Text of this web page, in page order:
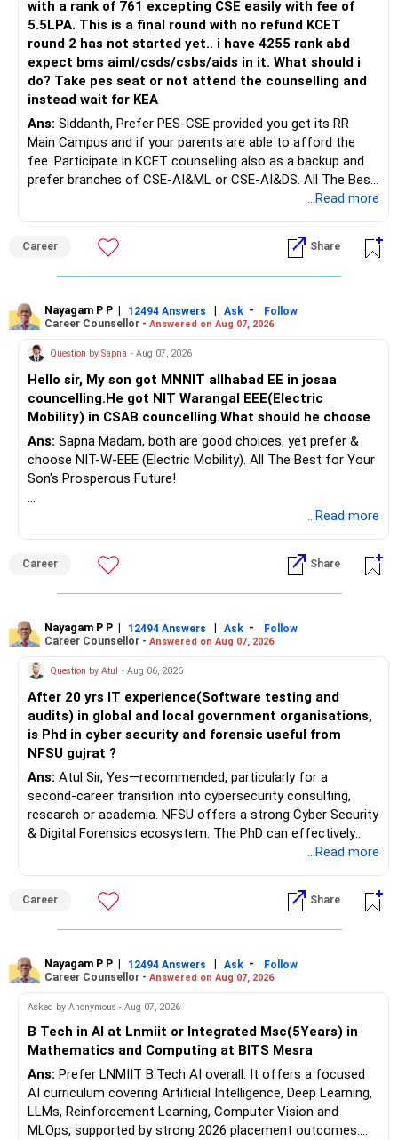
with a rank of 761 excepting CSE easily with fee of
5.5LPA. This is a final round with no refund KCET
round 2 has not started yet.. i have 4255 rank abd
expect bms aiml/csds/csbs/aids in it. What should i
do? Take pes seat or not attend the counselling and
instead wait for KEA
Ans: Siddanth, Prefer PES-CSE provided you get its RR
Main Campus and if your parents are able to afford the
fee. Participate in KCET counselling also as a backup and
prefer branches of CSE-AI&ML or CSE-AI&DS. All The Best
Follow RediffGURUS to Know More on 'Careers | Money |
Health | Relationships'.
...Read more
Career Share
Nayagam P P | 12494 Answers | Ask -
Follow
Career Counsellor - Answered on Aug 07, 2026
Question by Sapna - Aug 07, 2026
Hello sir, My son got MNNIT allhabad EE in josaa
councelling.He got NIT Warangal EEE(Electric
Mobility) in CSAB councelling.What should he choose
Ans: Sapna Madam, both are good choices, yet prefer &
choose NIT-W-EEE (Electric Mobility). All The Best for Your
Son's Prosperous Future!
Follow RediffGURUS to Know More on 'Careers | Money |
...Read more
Career Share
Nayagam P P | 12494 Answers | Ask -
Follow
Career Counsellor - Answered on Aug 07, 2026
Question by Atul - Aug 06, 2026
After 20 yrs IT experience(Software testing and
audits) in global and local government organisations,
is Phd in cyber security and forensic useful from
NFSU gujrat ?
Ans: Atul Sir, Yes—recommended, particularly for a
second-career transition into cybersecurity consulting,
research or academia. NFSU offers a strong Cyber Security
& Digital Forensics ecosystem. The PhD can effectively
leverage 20 years of software testing and audit experience
forensic auditing, compliance and research. It requires a
substantial 4–6-year commitment, sustained research and
publications, making it most valuable for long-term
opportunities. All The Best for Your Prosperous Future, Sir!
Follow RediffGURUS to Know More on 'Careers | Money |
...Read more
Career Share
Nayagam P P | 12494 Answers | Ask -
Follow
Career Counsellor - Answered on Aug 07, 2026
Asked by Anonymous - Aug 07, 2026
B Tech in AI at Lnmiit or Integrated Msc(5Years) in
Mathematics and Computing at BITS Mesra
Ans: Prefer LNMIIT B.Tech AI overall. It offers a focused
AI curriculum covering Artificial Intelligence, Deep Learning,
LLMs, Reinforcement Learning, Computer Vision and
MLOps, supported by strong 2026 placement outcomes.